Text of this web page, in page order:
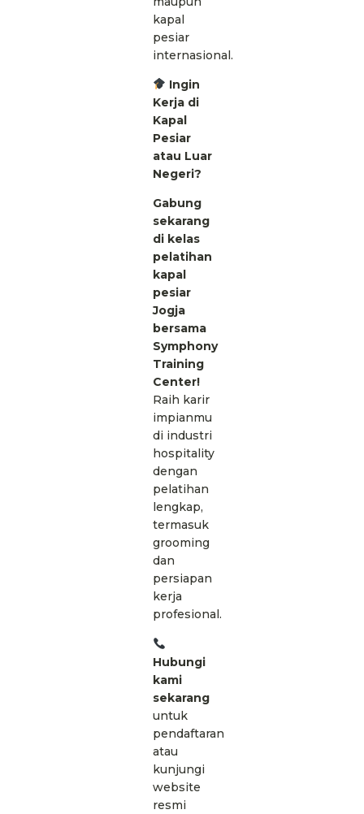
kapal
pesiar
internasional.
Ingin
Kerja di
Kapal
Pesiar
atau Luar
Negeri?
Gabung
sekarang
di kelas
pelatihan
kapal
pesiar
Jogja
bersama
Symphony
Training
Center!
Raih karir
impianmu
di industri
hospitality
dengan
pelatihan
lengkap,
termasuk
grooming
dan
persiapan
kerja
profesional.
Hubungi
kami
sekarang
untuk
pendaftaran
atau
kunjungi
website
resmi